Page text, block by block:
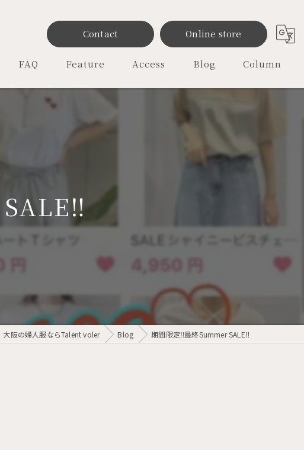
Contact Online store
FAQ Feature
ファッション
セレクトショップ
Access Blog Column
大阪の婦人服ならTalent voler Blog 期間限定‼️最終Summer SALE‼️